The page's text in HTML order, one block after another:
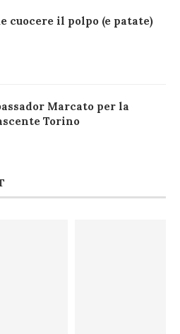
cuocere il polpo (e patate)
Marcato per la
Torino